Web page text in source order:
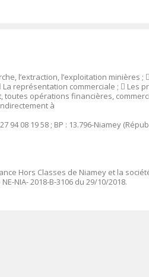
l’extraction, l’exploitation minières ; 
La représentation commerciale ;  Les
toutes opérations financières,
à
94 08 19 58 ; BP : 13.796-Niamey
Hors Classes de Niamey et la
NE-NIA- 2018-B-3106 du 29/10/2018.